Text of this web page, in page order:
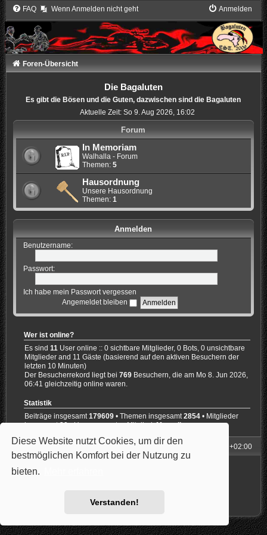
Diese Website nutzt Cookies, um dir den
bestmöglichen Komfort bei der Nutzung zu
bieten.
Verstanden!
FAQ Wenn Anmelden nicht geht Anmelden
Foren-Übersicht
Die Bagaluten
Es gibt die Bösen und die Guten, dazwischen sind die Bagaluten
Aktuelle Zeit: So 9. Aug 2026, 16:02
Forum
In Memoriam
Walhalla - Forum
Themen: 5
Hausordnung
Unsere Hausordnung
Themen: 1
Anmelden
Benutzername:
Passwort:
Ich habe mein Passwort vergessen
Angemeldet bleiben
Wer ist online?
Es sind11 User online :: 0 sichtbare Mitglieder, 0 Bots, 0 unsichtbare
Mitglieder and 11 Gäste (basierend auf den aktiven Besuchern der
letzten 10 Minuten)
Der Besucherrekord liegt bei769 Besuchern, die am Mo 8. Jun 2026,
06:41 gleichzeitig online waren.
Statistik
Beiträge insgesamt179609 • Themen insgesamt2854 • Mitglieder
insgesamt30• Unser neuestes Mitglied:Marcello
Foren-Übersicht Alle Zeiten sind UTC+02:00
Style: Carbon by Joyce&Luna